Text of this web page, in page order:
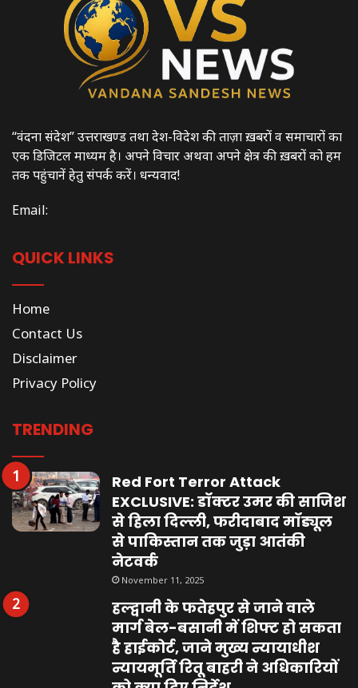
“वंदना संदेश” उत्तराखण्ड तथा देश-विदेश की ताज़ा ख़बरों व समाचारों का
एक डिजिटल माध्यम है। अपने विचार अथवा अपने क्षेत्र की ख़बरों को हम
तक पहुंचानें हेतु संपर्क करें। धन्यवाद!
Email:
QUICK LINKS
Home
Contact Us
Disclaimer
Privacy Policy
TRENDING
Red Fort Terror Attack
EXCLUSIVE: डॉक्टर उमर की साजिश
से हिला दिल्ली, फरीदाबाद मॉड्यूल
से पाकिस्तान तक जुड़ा आतंकी
नेटवर्क
November 11, 2025
हल्द्वानी के फतेहपुर से जाने वाले
मार्ग बेल-बसानी में शिफ्ट हो सकता
है हाईकोर्ट, जाने मुख्य न्यायाधीश
न्यायमूर्ति रितू बाहरी ने अधिकारियों